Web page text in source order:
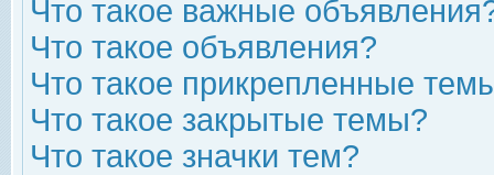
Что такое важные
Что такое объявления?
Что такое прикрепленные
Что такое закрытые темы?
Что такое значки тем?